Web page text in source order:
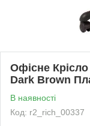
Офісне
Dark Brown
В наявності
Код: r2_rich_00337